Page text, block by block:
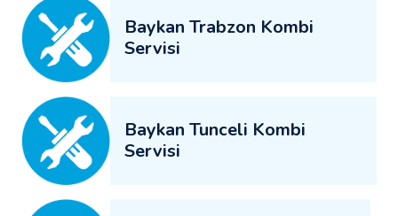
Baykan Trabzon Kombi
Servisi
Baykan Tunceli Kombi
Servisi